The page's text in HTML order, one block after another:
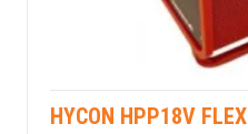
HYCON HPP18V FLEX